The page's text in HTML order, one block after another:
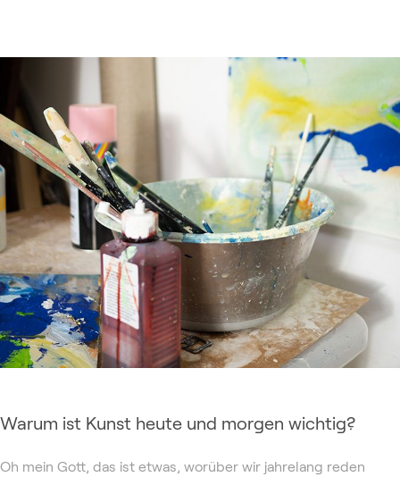
Warum ist Kunst heute und morgen wichtig?
Oh mein Gott, das ist etwas, worüber wir jahrelang reden